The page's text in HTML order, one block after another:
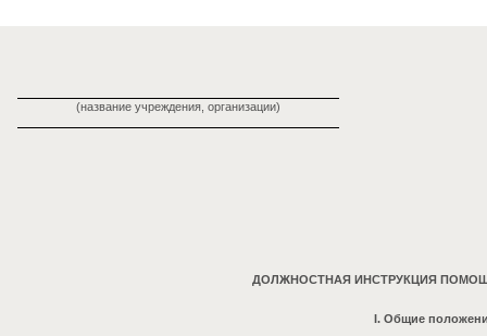
(название учреждения, организации)
ДОЛЖНОСТНАЯ ИНСТРУКЦИЯ
I. Общие